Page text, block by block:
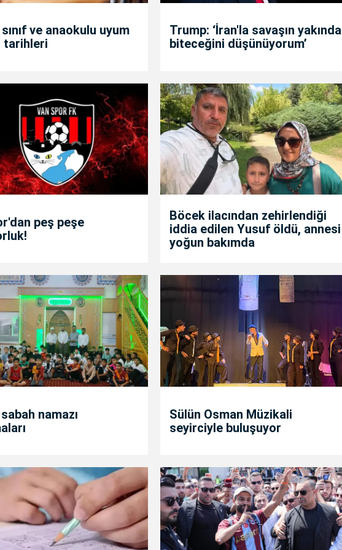
ve anaokulu uyum
tarihleri
Trump: ‘İran'la savaşın yakında
biteceğini düşünüyorum’
peş peşe
Böcek ilacından zehirlendiği
iddia edilen Yusuf öldü, annesi
yoğun bakımda
namazı
Sülün Osman Müzikali
seyirciyle buluşuyor